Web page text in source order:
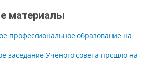
материалы
профессиональное образование на
заседание Ученого совета прошло на